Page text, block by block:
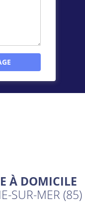
À DOMICILE
SUR-MER (85)